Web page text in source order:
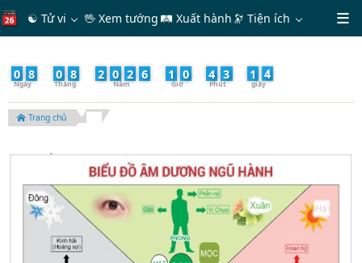
☯ Tử vi 🖖 Xem tướng 🛤 Xuất hành 🔭Tiện ích
0 8 0 8 2 0 2 6 1 0 4 3 1 6
Trang chủ